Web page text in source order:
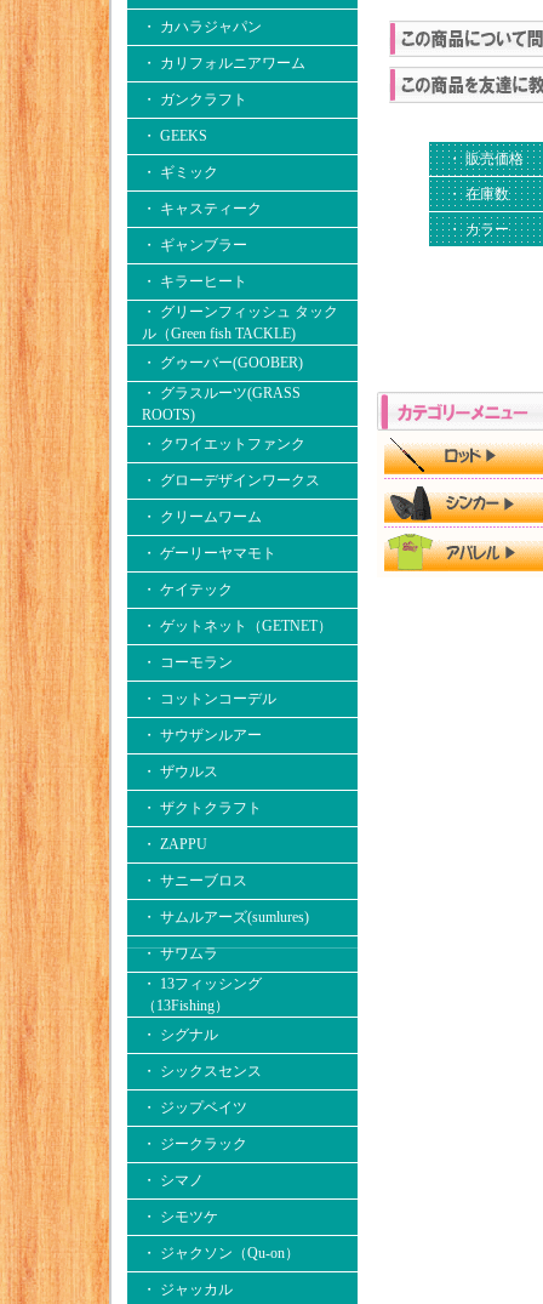
・ カハラジャパン
・ カリフォルニアワーム
・ ガンクラフト
・ GEEKS
・ ギミック
・ キャスティーク
・ ギャンブラー
・ キラーヒート
・ グリーンフィッシュ タック
ル（Green fish TACKLE)
・ グゥーバー(GOOBER)
・ グラスルーツ(GRASS
ROOTS)
・ クワイエットファンク
・ グローデザインワークス
・ クリームワーム
・ ゲーリーヤマモト
・ ケイテック
・ ゲットネット（GETNET）
・ コーモラン
・ コットンコーデル
・ サウザンルアー
・ ザウルス
・ ザクトクラフト
・ ZAPPU
・ サニーブロス
・ サムルアーズ(sumlures)
・ サワムラ
・ 13フィッシング
（13Fishing）
・ シグナル
・ シックスセンス
・ ジップベイツ
・ ジークラック
・ シマノ
・ シモツケ
・ ジャクソン（Qu-on）
・ ジャッカル
・ 販売価格
・ 在庫数
・ カラー